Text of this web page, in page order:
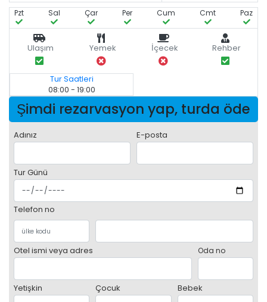
Pzt Sal Çar Per Cum Cmt Paz
Ulaşım Yemek İçecek Rehber
Tur Saatleri
08:00 - 19:00
Şimdi rezarvasyon yap, turda öde
Adınız E-posta
Tur Günü
Telefon no
Otel ismi veya adres Oda no
Yetişkin Çocuk Bebek